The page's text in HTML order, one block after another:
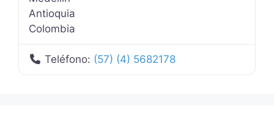
Antioquia
Colombia
Teléfono: (57) (4) 5682178